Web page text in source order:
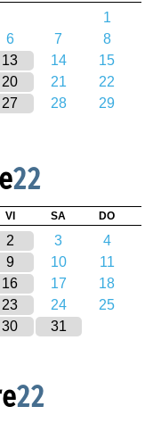
1
6 7
8
13 14
15
20 21
22
27 28
29
22
VI SA DO
2 3
4
9 10
11
16 17
18
23 24
25
30 31
22